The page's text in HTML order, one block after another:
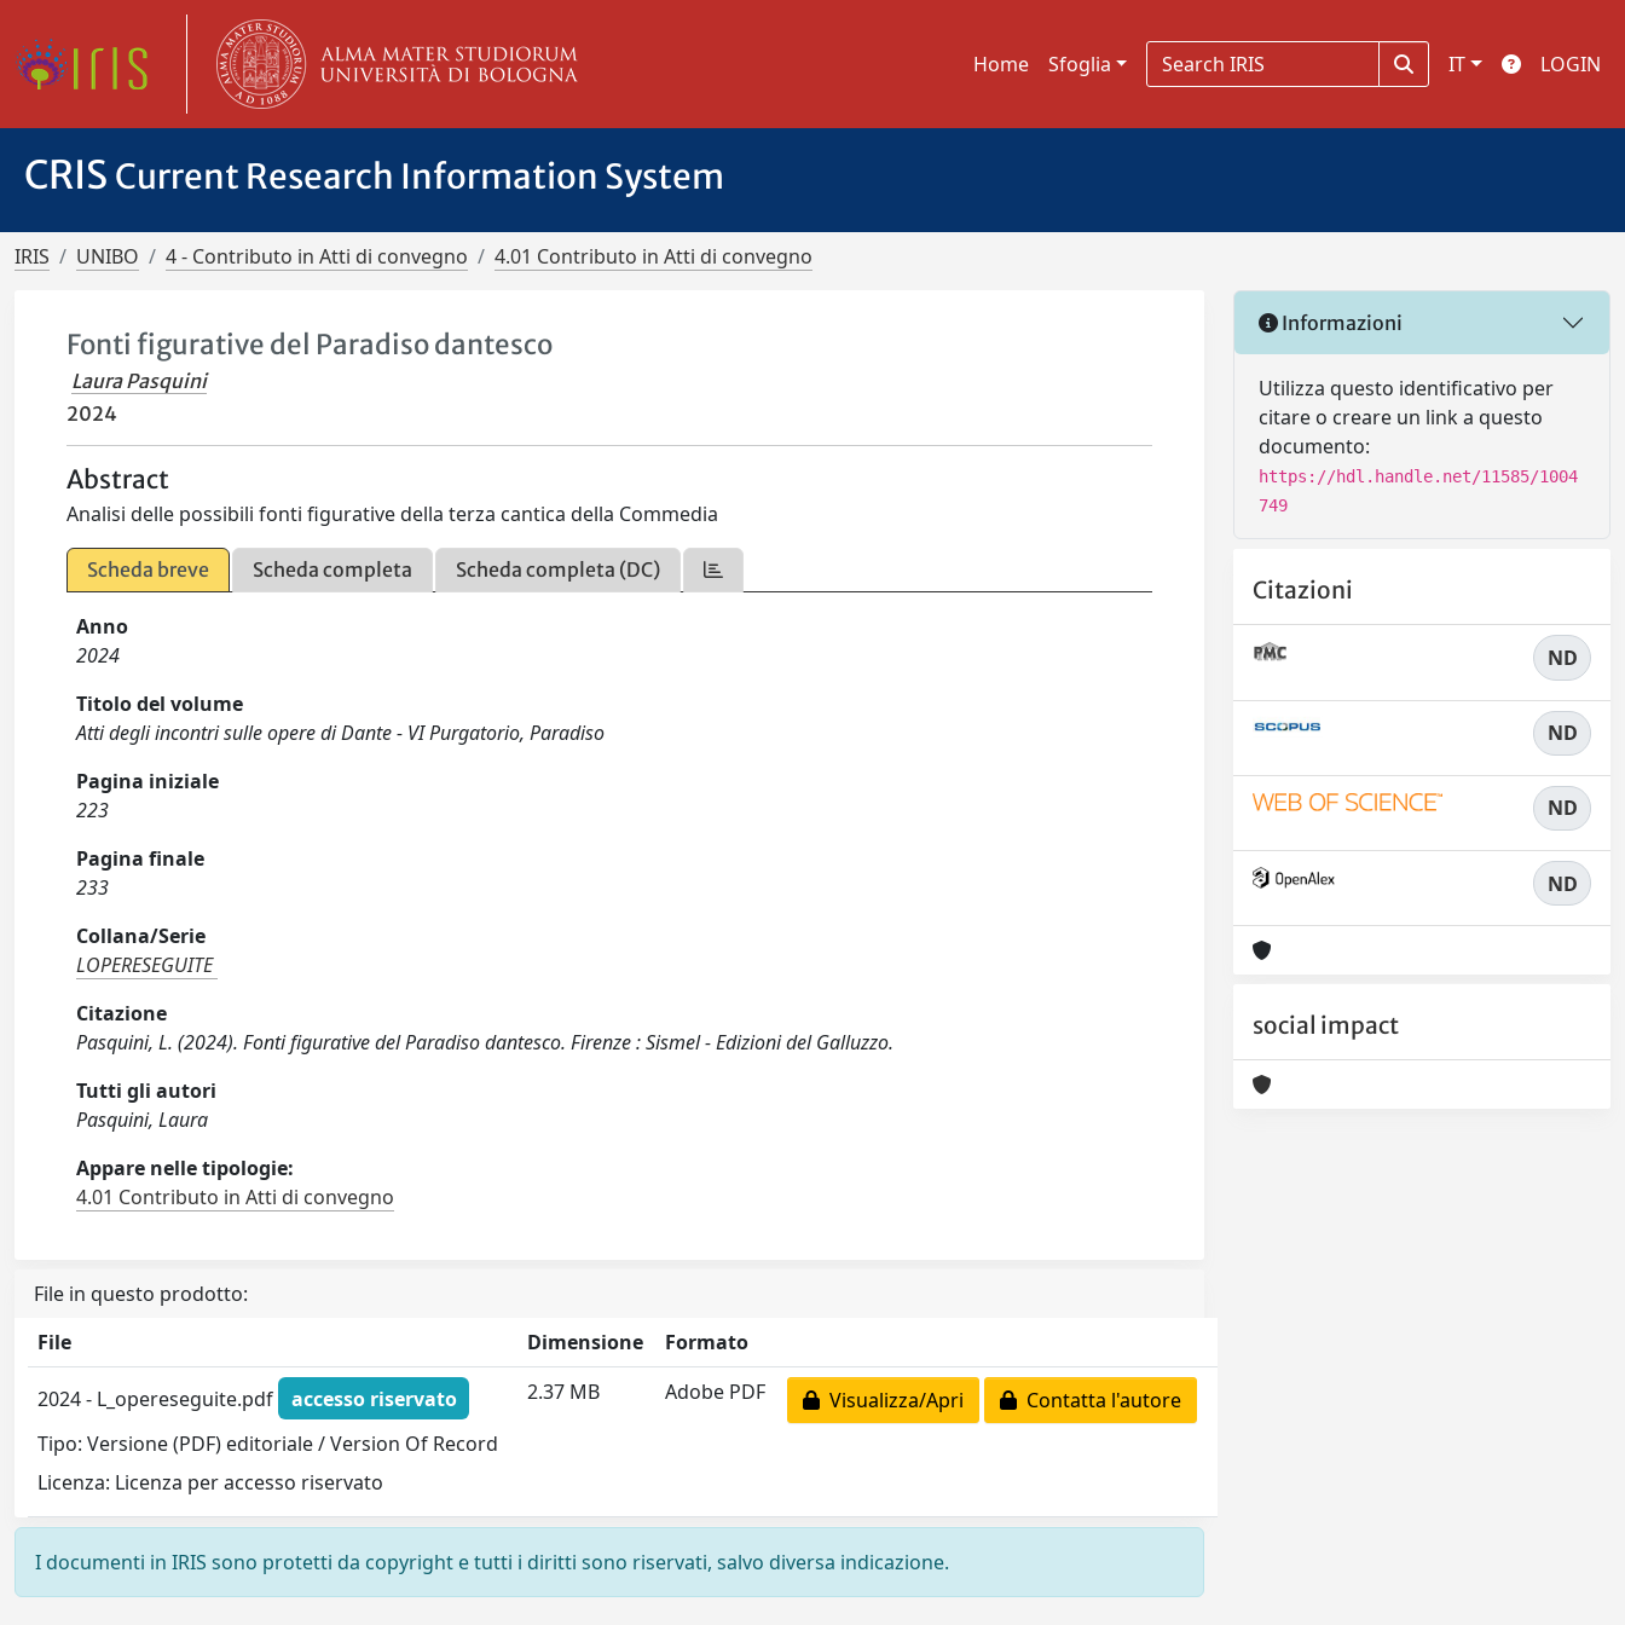
Home Sfoglia IT LOGIN
CRIS Current Research Information System
IRIS UNIBO 4 - Contributo in Atti di convegno 4.01 Contributo in Atti di convegno
Fonti figurative del Paradiso dantesco
Laura Pasquini
2024
Abstract
Analisi delle possibili fonti figurative della terza cantica della Commedia
Scheda breve Scheda completa Scheda completa (DC)
Anno
2024
Titolo del volume
Atti degli incontri sulle opere di Dante - VI Purgatorio, Paradiso
Pagina iniziale
223
Pagina finale
233
Collana/Serie
LOPERESEGUITE
Citazione
Pasquini, L. (2024). Fonti figurative del Paradiso dantesco. Firenze : Sismel - Edizioni del Galluzzo.
Tutti gli autori
Pasquini, Laura
Appare nelle tipologie:
4.01 Contributo in Atti di convegno
File in questo prodotto:
File
Dimensione Formato
2024 - L_opereseguite.pdf
accesso riservato
Tipo: Versione (PDF) editoriale / Version Of Record
Licenza: Licenza per accesso riservato
2.37 MB Adobe PDF Visualizza/Apri Contatta l'autore
I documenti in IRIS sono protetti da copyright e tutti i diritti sono riservati, salvo diversa indicazione.
Informazioni
Utilizza questo identificativo per
citare o creare un link a questo
documento:
https://hdl.handle.net/11585/1004
749
Citazioni
ND
ND
ND
ND
social impact